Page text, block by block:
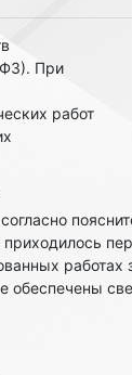
ФЗ). При
работ
работах
обеспечены